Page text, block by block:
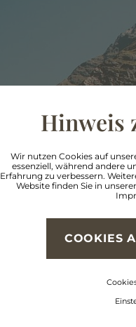
Hinweis
Wir nutzen Cookies auf
essenziell, während andere
Erfahrung zu verbessern.
Website finden Sie in unserer
COOKIES